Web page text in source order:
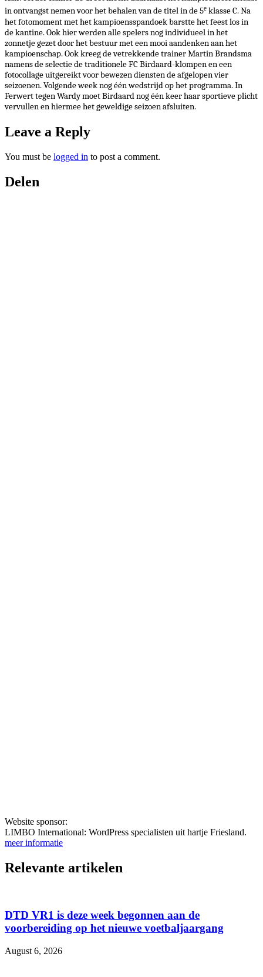
in ontvangst nemen voor het behalen van de titel in de 5e klasse C. Na
het fotomoment met het kampioensspandoek barstte het feest los in
de kantine. Ook hier werden alle spelers nog individueel in het
zonnetje gezet door het bestuur met een mooi aandenken aan het
kampioenschap. Ook kreeg de vetrekkende trainer Martin Brandsma
namens de selectie de traditionele FC Birdaard-klompen en een
fotocollage uitgereikt voor bewezen diensten de afgelopen vier
seizoenen. Volgende week nog één wedstrijd op het programma. In
FerwerttegenWardymoet Birdaard nog één keer haar sportieve plicht
vervullen en hiermee het geweldige seizoen afsluiten.
Leave a Reply
You must be logged in to post a comment.
Delen
Website sponsor:
LIMBO International: WordPress specialisten uit hartje Friesland.
meer informatie
Relevante artikelen
DTD VR1 is deze week begonnen aan de
voorbereiding op het nieuwe voetbaljaargang
August 6, 2026